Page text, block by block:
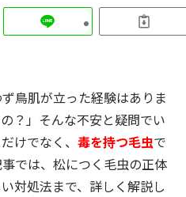
鳥肌が立った経験はありま
？」そんな不安と疑問でい
けでなく、 毒を持つ毛虫で
では、松につく毛虫の正体
対処法まで、詳しく解説し